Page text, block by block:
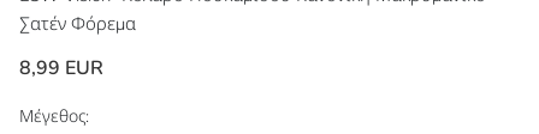
Σατέν Φόρεμα
8,99 EUR
Μέγεθος: